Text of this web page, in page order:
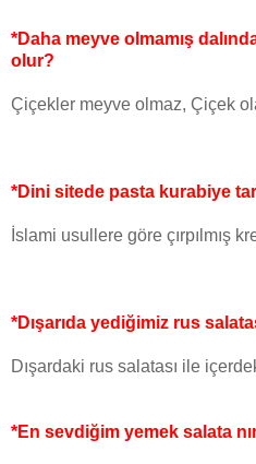
*Daha meyve olmamış
olur?
Çiçekler meyve olmaz, Çiçek
*Dini sitede pasta kurabiye
İslami usullere göre çırpılmış
*Dışarıda yediğimiz rus
Dışardaki rus salatası ile
*En sevdiğim yemek salata